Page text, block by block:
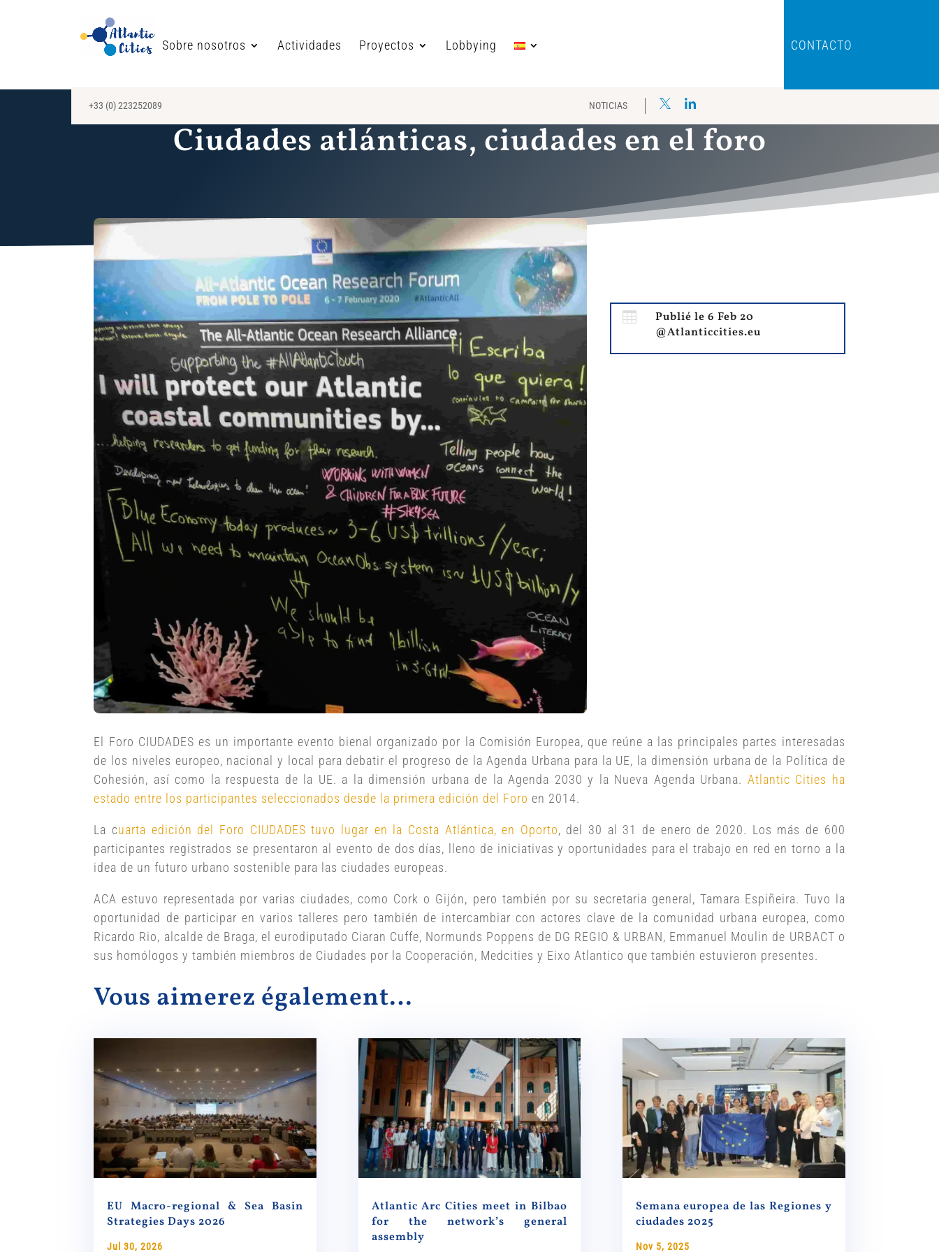
Sobre nosotros Actividades Proyectos Lobbying CONTACTO
+33 (0) 223252089 NOTICIAS
Ciudades atlánticas, ciudades en el foro

Publié le 6 Feb 20
@Atlanticcities.eu
El Foro CIUDADES es un importante evento bienal organizado por la Comisión Europea, que reúne a las principales partes interesadas
de los niveles europeo, nacional y local para debatir el progreso de la Agenda Urbana para la UE, la dimensión urbana de la Política de
Cohesión, así como la respuesta de la UE. a la dimensión urbana de la Agenda 2030 y la Nueva Agenda Urbana. Atlantic Cities ha
estado entre los participantes seleccionados desde la primera edición del Foro en 2014.
La cuarta edición del Foro CIUDADES tuvo lugar en la Costa Atlántica, en Oporto, del 30 al 31 de enero de 2020. Los más de 600
participantes registrados se presentaron al evento de dos días, lleno de iniciativas y oportunidades para el trabajo en red en torno a la
idea de un futuro urbano sostenible para las ciudades europeas.
ACA estuvo representada por varias ciudades, como Cork o Gijón, pero también por su secretaria general, Tamara Espiñeira. Tuvo la
oportunidad de participar en varios talleres pero también de intercambiar con actores clave de la comunidad urbana europea, como
Ricardo Rio, alcalde de Braga, el eurodiputado Ciaran Cuffe, Normunds Poppens de DG REGIO & URBAN, Emmanuel Moulin de URBACT o
sus homólogos y también miembros de Ciudades por la Cooperación, Medcities y Eixo Atlantico que también estuvieron presentes.
Vous aimerez également…
EU Macro-regional & Sea Basin
Strategies Days 2026
Jul 30, 2026
Atlantic Arc Cities meet in Bilbao
for the network’s general
assembly
Semana europea de las Regiones y
ciudades 2025
Nov 5, 2025